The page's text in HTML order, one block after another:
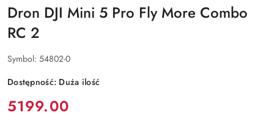
Dron DJI Mini 5 Pro Fly More Combo
RC 2
Symbol: 54802-0
Dostępność: Duża ilość
cena:
5199.00